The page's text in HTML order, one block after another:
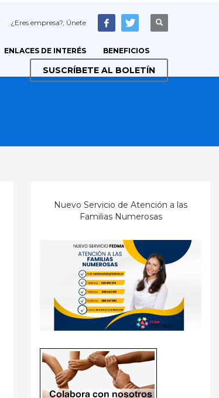
¿Eres empresa?, Únete
ENLACES DE INTERÉS BENEFICIOS
SUSCRÍBETE AL BOLETÍN
Nuevo Servicio de Atención a las
Familias Numerosas